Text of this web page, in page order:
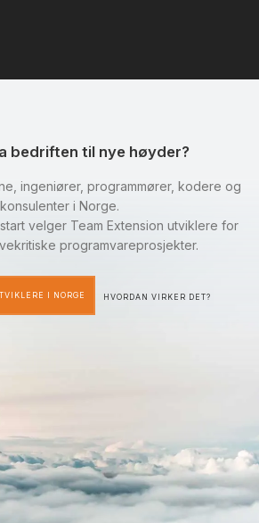
bedriften til nye høyder?
ingeniører, programmører, kodere og
konsulenter i Norge.
velger Team Extension utviklere for
programvareprosjekter.
I NORGE HVORDAN VIRKER DET?